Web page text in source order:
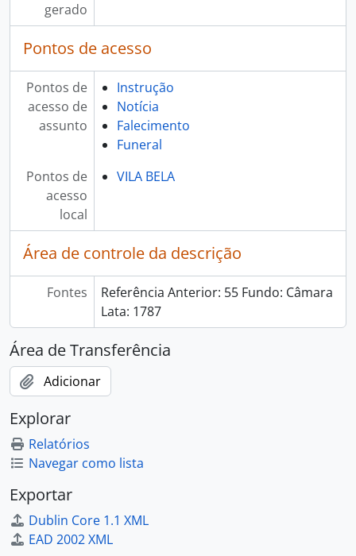
gerado
Pontos de acesso
Pontos de
acesso de
assunto
Instrução
Notícia
Falecimento
Funeral
Pontos de
acesso
local
VILA BELA
Área de controle da descrição
Fontes
Referência Anterior: 55 Fundo: Câmara
Lata: 1787
Área de Transferência
Adicionar
Explorar
Relatórios
Navegar como lista
Exportar
Dublin Core 1.1 XML
EAD 2002 XML